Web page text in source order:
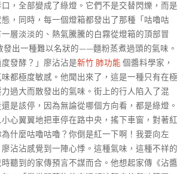
，全部變成了綠燈。它們不是交替閃爍，而是
，同時，每一個燈箱都發出了那種「咕嚕咕
層淡淡的、熱氣騰騰的白霧從燈箱的頂部冒
發出一種難以名狀的——麵粉蒸煮過頭的氣味。
度發酵？」廖沾沾是新竹 肺功能 個醬料學家，
都極度敏感。他聞出來了，這是一種只有在極
過大而散發出的氣味。街上的行人陷入了混
是該停，因為無論從哪個方向看，都是綠燈。
心翼翼地把車停在路中央，搖下車窗，對著紅
什麼咕嚕咕嚕？你倒是紅一下啊！我要向左
沾沾感覺到一陣心悸。這種氣味，這種不祥的
時聽到的家傳預言不謀而合。他想起家傳《沾醬